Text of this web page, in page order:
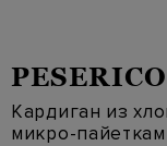
PESERICO
Кардиган из
микро-